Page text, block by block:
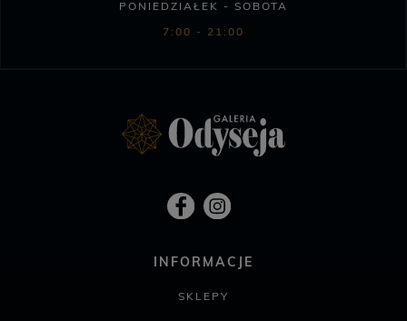
PONIEDZIAŁEK - SOBOTA
7:00 - 21:00
INFORMACJE
SKLEPY